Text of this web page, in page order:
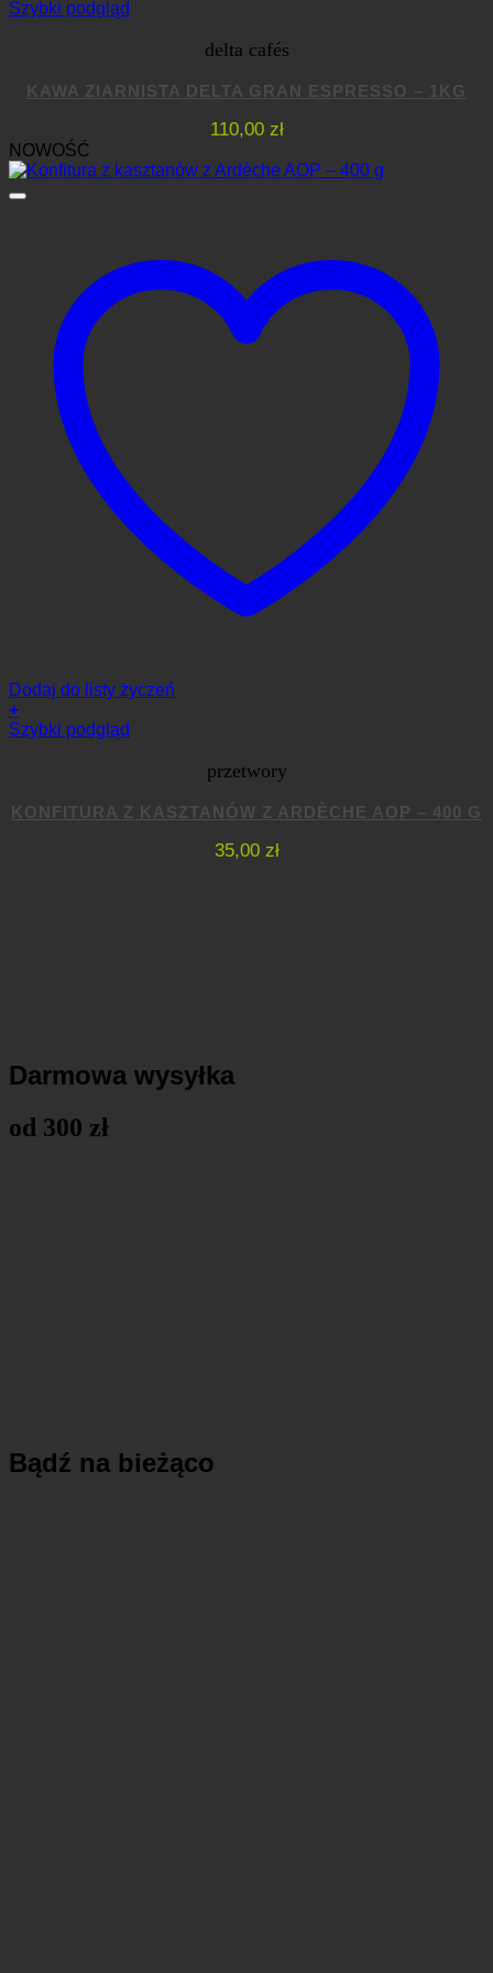
Szybki podgląd
delta cafés
KAWA ZIARNISTA DELTA GRAN ESPRESSO – 1KG
110,00 zł
NOWOŚĆ
Dodaj do listy życzeń
+
Szybki podgląd
przetwory
KONFITURA Z KASZTANÓW Z ARDÈCHE AOP – 400 G
35,00 zł
Darmowa wysyłka
od 300 zł
Bądź na bieżąco